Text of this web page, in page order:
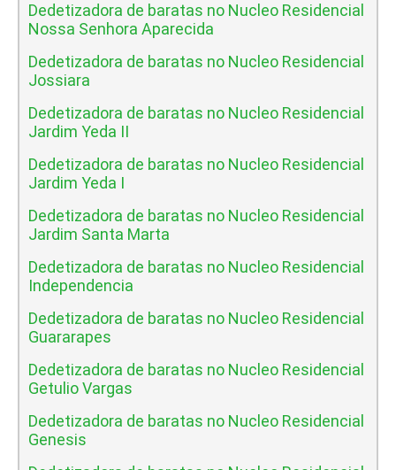
Dedetizadora de baratas no Nucleo Residencial
Nossa Senhora Aparecida
Dedetizadora de baratas no Nucleo Residencial
Jossiara
Dedetizadora de baratas no Nucleo Residencial
Jardim Yeda II
Dedetizadora de baratas no Nucleo Residencial
Jardim Yeda I
Dedetizadora de baratas no Nucleo Residencial
Jardim Santa Marta
Dedetizadora de baratas no Nucleo Residencial
Independencia
Dedetizadora de baratas no Nucleo Residencial
Guararapes
Dedetizadora de baratas no Nucleo Residencial
Getulio Vargas
Dedetizadora de baratas no Nucleo Residencial
Genesis